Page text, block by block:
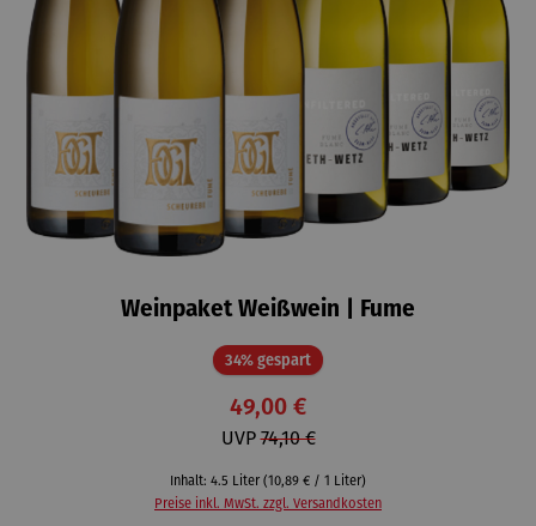
Weinpaket Weißwein | Fume
34% gespartRabatt
49,00 €
UVP74,10 €
Inhalt: 4.5 Liter (10,89 € / 1 Liter)
Preise inkl. MwSt. zzgl. Versandkosten